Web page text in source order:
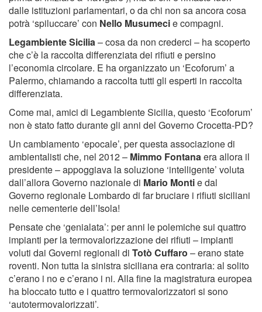
dalle istituzioni parlamentari, o da chi non sa ancora cosa
potrà ‘spiluccare’ con Nello Musumecie compagni.
Legambiente Sicilia– cosa da non crederci – ha scoperto
che c’è la raccolta differenziata dei rifiuti e persino
l’economia circolare. E ha organizzato un ‘Ecoforum’ a
Palermo, chiamando a raccolta tutti gli esperti in raccolta
differenziata.
Come mai, amici di Legambiente Sicilia, questo ‘Ecoforum’
non è stato fatto durante gli anni del Governo Crocetta-PD?
Un cambiamento ‘epocale’, per questa associazione di
ambientalisti che, nel 2012 – Mimmo Fontanaera allora il
presidente – appoggiava la soluzione ‘intelligente’ voluta
dall’allora Governo nazionale di Mario Montie dal
Governo regionale Lombardo di far bruciare i rifiuti siciliani
nelle cementerie dell’Isola!
Pensate che ‘genialata’: per anni le polemiche sui quattro
impianti per la termovalorizzazione dei rifiuti – impianti
voluti dai Governi regionali di Totò Cuffaro – erano state
roventi. Non tutta la sinistra siciliana era contraria: al solito
c’erano i no e c’erano i ni. Alla fine la magistratura europea
ha bloccato tutto e i quattro termovalorizzatori si sono
‘autotermovalorizzati’.